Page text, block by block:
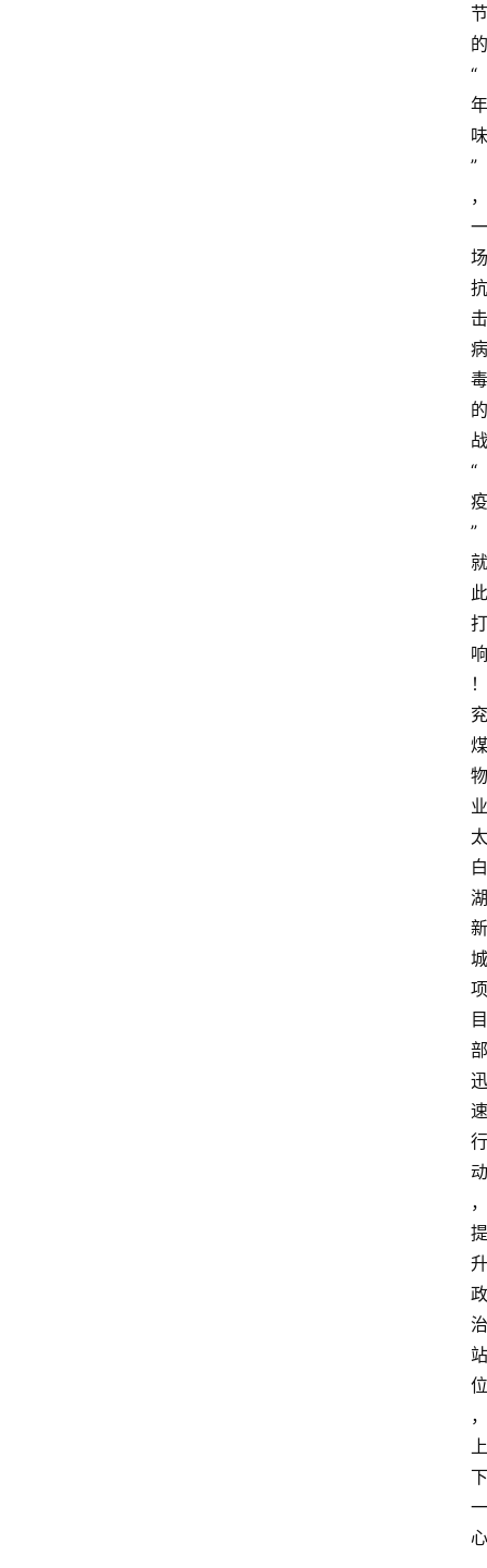
节
的
“
年
味
”
，
一
场
抗
击
病
毒
的
战
“
疫
”
就
此
打
响
！
兖
煤
物
业
太
白
湖
新
城
项
目
部
迅
速
行
动
，
提
升
政
治
站
位
，
上
下
一
心